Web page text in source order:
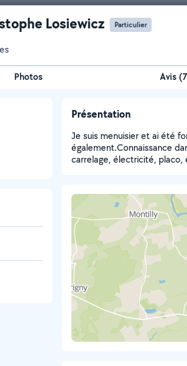
Losiewicz Particulier
Photos Avis
Présentation
Je suis menuisier et ai été
également.Connaissance
carrelage, électricité, placo,